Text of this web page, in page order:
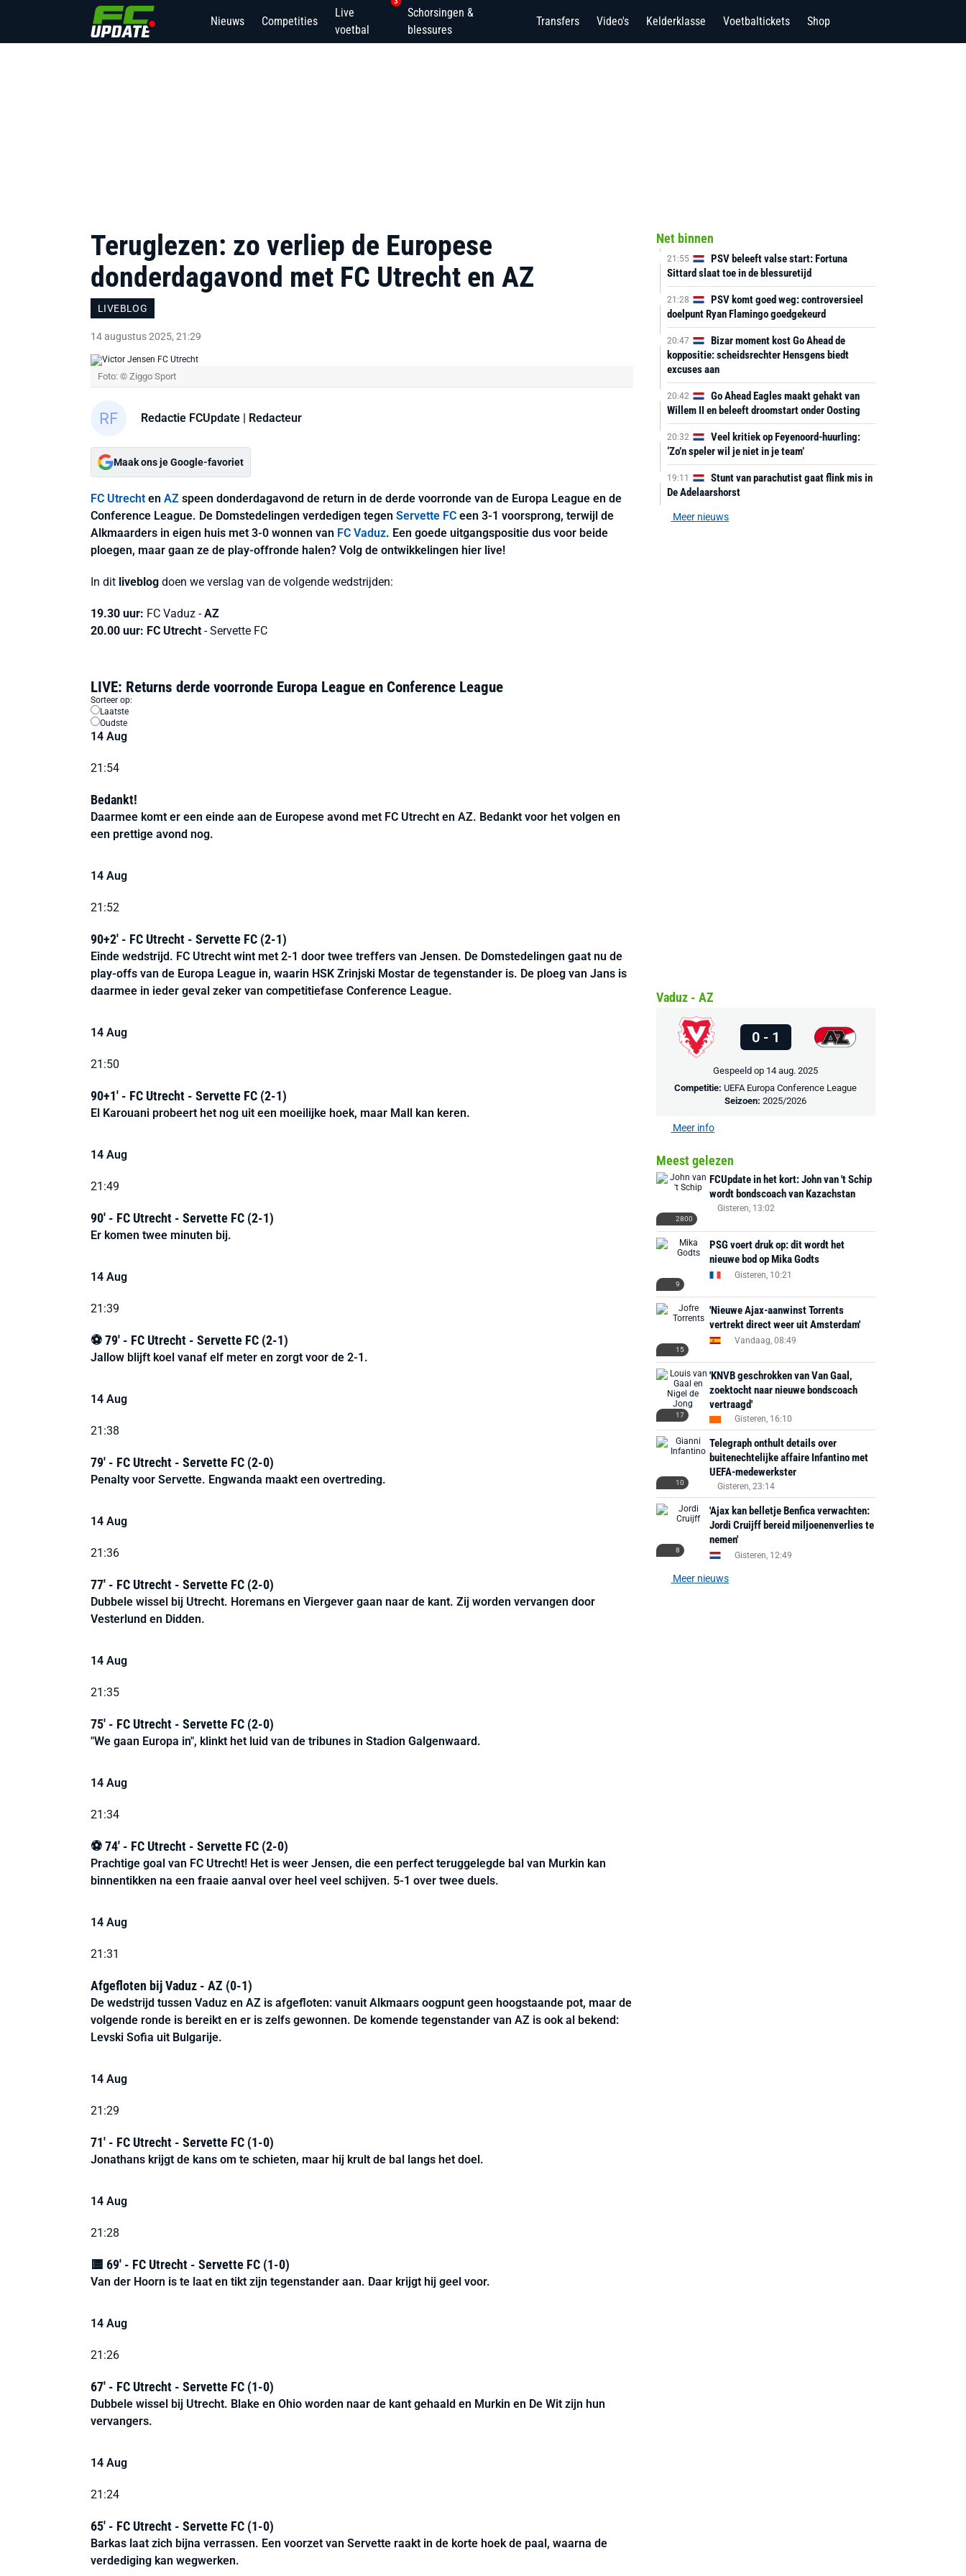
Nieuws Competities
Live
voetbal
Schorsingen &
blessures
Transfers Video's Kelderklasse Voetbaltickets Shop
Teruglezen: zo verliep de Europese
donderdagavond met FC Utrecht en AZ
LIVEBLOG
14 augustus 2025, 21:29
Foto: © Ziggo Sport
Redactie FCUpdate | Redacteur
Maak ons je Google-favoriet
FC Utrecht en AZ speen donderdagavond de return in de derde voorronde van de Europa League en de
Conference League. De Domstedelingen verdedigen tegen Servette FC een 3-1 voorsprong, terwijl de
Alkmaarders in eigen huis met 3-0 wonnen van FC Vaduz. Een goede uitgangspositie dus voor beide
ploegen, maar gaan ze de play-offronde halen? Volg de ontwikkelingen hier live!
In dit liveblog doen we verslag van de volgende wedstrijden:
19.30 uur: FC Vaduz -AZ
20.00 uur: FC Utrecht- Servette FC
LIVE: Returns derde voorronde Europa League en Conference League
Sorteer op:
Laatste
Oudste
14 Aug
21:54
Bedankt!
Daarmee komt er een einde aan de Europese avond met FC Utrecht en AZ. Bedankt voor het volgen en
een prettige avond nog.
14 Aug
21:52
90+2' - FC Utrecht - Servette FC (2-1)
Einde wedstrijd. FC Utrecht wint met 2-1 door twee treffers van Jensen. De Domstedelingen gaat nu de
play-offs van de Europa League in, waarin HSK Zrinjski Mostar de tegenstander is. De ploeg van Jans is
daarmee in ieder geval zeker van competitiefase Conference League.
14 Aug
21:50
90+1' - FC Utrecht - Servette FC (2-1)
El Karouani probeert het nog uit een moeilijke hoek, maar Mall kan keren.
14 Aug
21:49
90' - FC Utrecht - Servette FC (2-1)
Er komen twee minuten bij.
14 Aug
21:39
⚽ 79' - FC Utrecht - Servette FC (2-1)
Jallow blijft koel vanaf elf meter en zorgt voor de 2-1.
14 Aug
21:38
79' - FC Utrecht - Servette FC (2-0)
Penalty voor Servette. Engwanda maakt een overtreding.
14 Aug
21:36
77' - FC Utrecht - Servette FC (2-0)
Dubbele wissel bij Utrecht. Horemans en Viergever gaan naar de kant. Zij worden vervangen door
Vesterlund en Didden.
14 Aug
21:35
75' - FC Utrecht - Servette FC (2-0)
"We gaan Europa in", klinkt het luid van de tribunes in Stadion Galgenwaard.
14 Aug
21:34
⚽ 74' - FC Utrecht - Servette FC (2-0)
Prachtige goal van FC Utrecht! Het is weer Jensen, die een perfect teruggelegde bal van Murkin kan
binnentikken na een fraaie aanval over heel veel schijven. 5-1 over twee duels.
14 Aug
21:31
Afgefloten bij Vaduz - AZ (0-1)
De wedstrijd tussen Vaduz en AZ is afgefloten: vanuit Alkmaars oogpunt geen hoogstaande pot, maar de
volgende ronde is bereikt en er is zelfs gewonnen. De komende tegenstander van AZ is ook al bekend:
Levski Sofia uit Bulgarije.
14 Aug
21:29
71' - FC Utrecht - Servette FC (1-0)
Jonathans krijgt de kans om te schieten, maar hij krult de bal langs het doel.
14 Aug
21:28
🟨 69' - FC Utrecht - Servette FC (1-0)
Van der Hoorn is te laat en tikt zijn tegenstander aan. Daar krijgt hij geel voor.
14 Aug
21:26
67' - FC Utrecht - Servette FC (1-0)
Dubbele wissel bij Utrecht. Blake en Ohio worden naar de kant gehaald en Murkin en De Wit zijn hun
vervangers.
14 Aug
21:24
65' - FC Utrecht - Servette FC (1-0)
Barkas laat zich bijna verrassen. Een voorzet van Servette raakt in de korte hoek de paal, waarna de
verdediging kan wegwerken.
Net binnen
21:55
PSV beleeft valse start: Fortuna
Sittard slaat toe in de blessuretijd
21:28
PSV komt goed weg: controversieel
doelpunt Ryan Flamingo goedgekeurd
20:47
Bizar moment kost Go Ahead de
koppositie: scheidsrechter Hensgens biedt
excuses aan
20:42
Go Ahead Eagles maakt gehakt van
Willem II en beleeft droomstart onder Oosting
20:32
Veel kritiek op Feyenoord-huurling:
‘Zo’n speler wil je niet in je team’
19:11
Stunt van parachutist gaat flink mis in
De Adelaarshorst
Meer nieuws
Vaduz - AZ
0 - 1
Gespeeld op 14 aug. 2025
Competitie:UEFA Europa Conference League
Seizoen:2025/2026
Meer info
Meest gelezen
2800
FCUpdate in het kort: John van 't Schip
wordt bondscoach van Kazachstan
Gisteren, 13:02
9
PSG voert druk op: dit wordt het
nieuwe bod op Mika Godts
Gisteren, 10:21
15
'Nieuwe Ajax-aanwinst Torrents
vertrekt direct weer uit Amsterdam'
Vandaag, 08:49
17
'KNVB geschrokken van Van Gaal,
zoektocht naar nieuwe bondscoach
vertraagd'
Gisteren, 16:10
10
Telegraph onthult details over
buitenechtelijke affaire Infantino met
UEFA-medewerkster
Gisteren, 23:14
8
'Ajax kan belletje Benfica verwachten:
Jordi Cruijff bereid miljoenenverlies te
nemen'
Gisteren, 12:49
Meer nieuws